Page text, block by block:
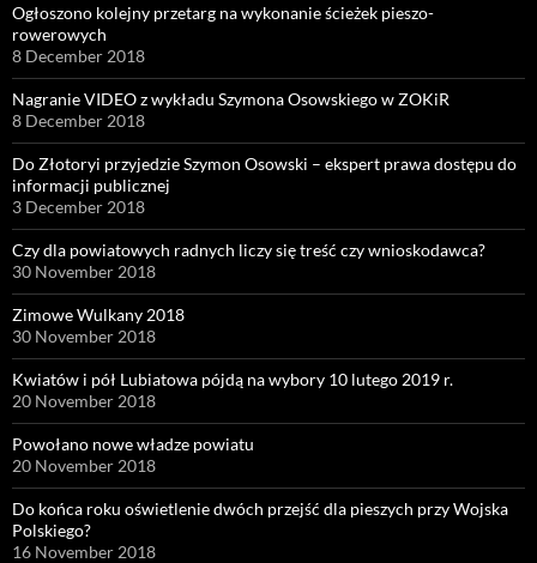
Ogłoszono kolejny przetarg na wykonanie ścieżek pieszo-
rowerowych
8 December 2018
Nagranie VIDEO z wykładu Szymona Osowskiego w ZOKiR
8 December 2018
Do Złotoryi przyjedzie Szymon Osowski – ekspert prawa dostępu do
informacji publicznej
3 December 2018
Czy dla powiatowych radnych liczy się treść czy wnioskodawca?
30 November 2018
Zimowe Wulkany 2018
30 November 2018
Kwiatów i pół Lubiatowa pójdą na wybory 10 lutego 2019 r.
20 November 2018
Powołano nowe władze powiatu
20 November 2018
Do końca roku oświetlenie dwóch przejść dla pieszych przy Wojska
Polskiego?
16 November 2018